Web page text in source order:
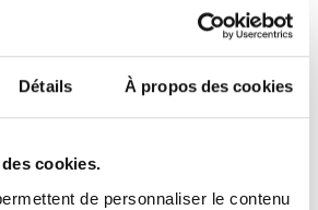
Détails À propos des cookies
cookies.
de personnaliser le contenu